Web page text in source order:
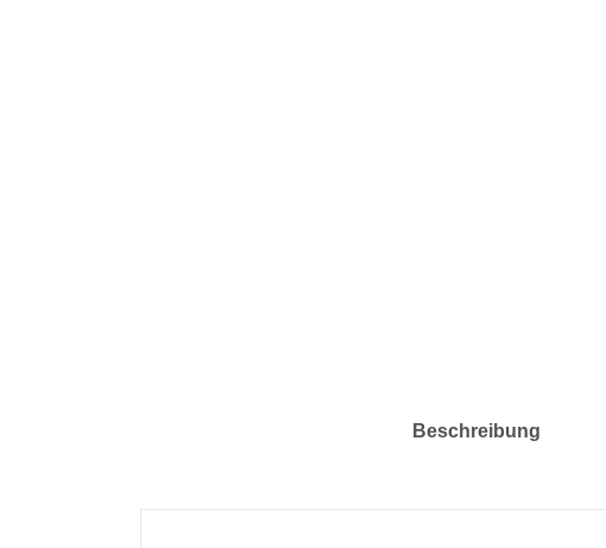
Beschreibung